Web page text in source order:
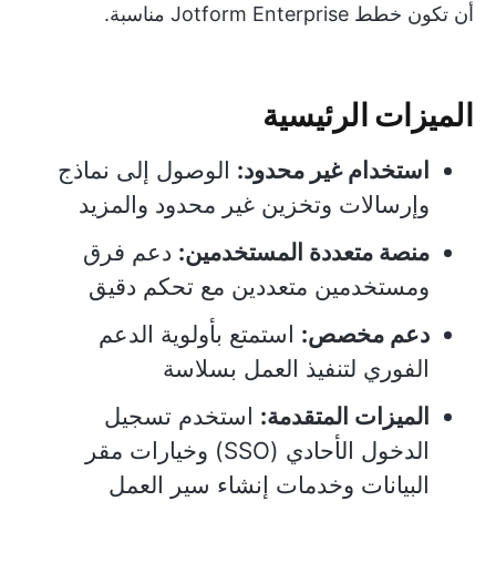
أن تكون خطط Jotform Enterprise مناسبة.
الميزات الرئيسية
استخدام غير محدود: الوصول إلى نماذج
وإرسالات وتخزين غير محدود والمزيد
منصة متعددة المستخدمين: دعم فرق
ومستخدمين متعددين مع تحكم دقيق
دعم مخصص: استمتع بأولوية الدعم
الفوري لتنفيذ العمل بسلاسة
الميزات المتقدمة: استخدم تسجيل
الدخول الأحادي (SSO) وخيارات مقر
البيانات وخدمات إنشاء سير العمل